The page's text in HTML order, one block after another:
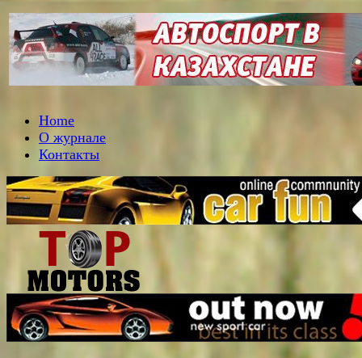
Home
О журнале
Контакты